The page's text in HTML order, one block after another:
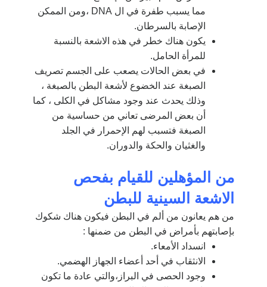
مما يسبب طفرة في ال DNA ،ومن الممكن
الإصابة بالسرطان.
يكون هناك خطر في هذه الاشعة بالنسبة
للمرأة الحامل.
في بعض الحالات يصعب على الجسم تصريف
الصبغة عند الخضوع لأشعة البطن بالصبغة ،
وذلك يحدث عند وجود مشاكل في الكلى ، كما
أن بعض المرضى تعاني من حساسية من
الصبغة فتسبب لهم الإحمرار في الجلد
والغثيان والحكة والدوران.
من المؤهلين للقيام بفحص
الاشعة السينية للبطن
من هم يعانون من ألم في البطن فيكون هناك شكوك
بإصابتهم بأمراض في البطن من ضمنها :
انسداد الأمعاء.
الانثقاب في أحد أعضاء الجهاز الهضمي.
وجود الحصى في البراز،والتي عادة ما تكون